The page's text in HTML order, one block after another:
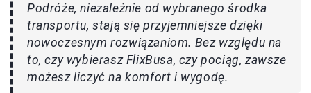
Podróże, niezależnie od wybranego środka
transportu, stają się przyjemniejsze dzięki
nowoczesnym rozwiązaniom. Bez względu na
to, czy wybierasz FlixBusa, czy pociąg, zawsze
możesz liczyć na komfort i wygodę.